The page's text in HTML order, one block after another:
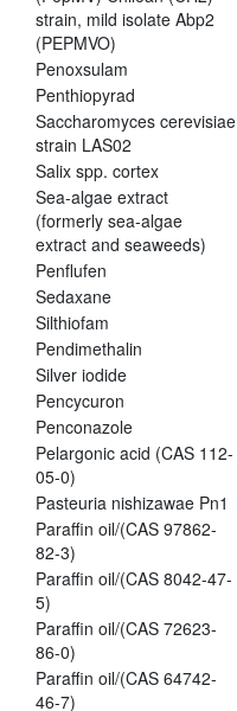
strain, mild isolate Abp2
(PEPMVO)
Penoxsulam
Penthiopyrad
Saccharomyces cerevisiae
strain LAS02
Salix spp. cortex
Sea-algae extract
(formerly sea-algae
extract and seaweeds)
Penflufen
Sedaxane
Silthiofam
Pendimethalin
Silver iodide
Pencycuron
Penconazole
Pelargonic acid (CAS 112-
05-0)
Pasteuria nishizawae Pn1
Paraffin oil/(CAS 97862-
82-3)
Paraffin oil/(CAS 8042-47-
5)
Paraffin oil/(CAS 72623-
86-0)
Paraffin oil/(CAS 64742-
46-7)